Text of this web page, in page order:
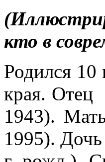
кто в
Родился 10
края. Отец
1943).
1995).